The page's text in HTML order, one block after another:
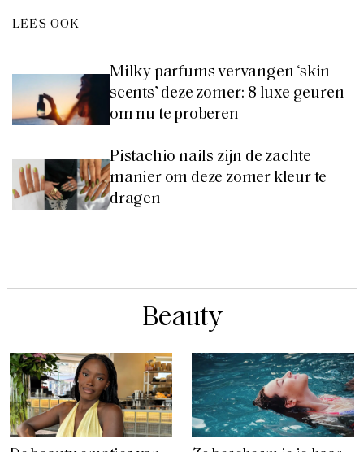
LEES OOK
Milky parfums vervangen ‘skin
scents’ deze zomer: 8 luxe geuren
om nu te proberen
Pistachio nails zijn de zachte
manier om deze zomer kleur te
dragen
Beauty